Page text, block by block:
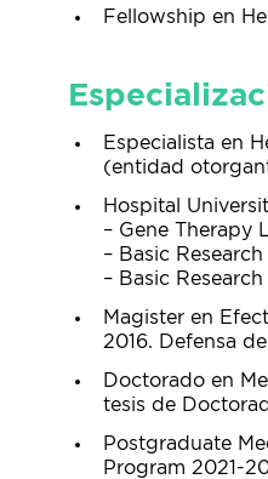
Fellowship en
Especialista en
(entidad
Hospital
– Gene Therapy
– Basic
– Basic
Magister en
2016. Defensa
Doctorado en
tesis de
Postgraduate
Program 2021-